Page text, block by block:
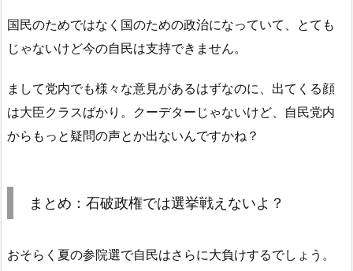
国民のためではなく国のための政治になっていて、とても
じゃないけど今の自民は支持できません。
まして党内でも様々な意見があるはずなのに、出てくる顔
は大臣クラスばかり。クーデターじゃないけど、自民党内
からもっと疑問の声とか出ないんですかね？
まとめ：石破政権では選挙戦えないよ？
おそらく夏の参院選で自民はさらに大負けするでしょう。